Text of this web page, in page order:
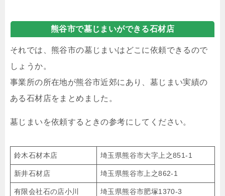
熊谷市で墓じまいができる石材店
それでは、熊谷市の墓じまいはどこに依頼できるので
しょうか。
事業所の所在地が熊谷市近郊にあり、墓じまい実績の
ある石材店をまとめました。
墓じまいを依頼するときの参考にしてください。
鈴木石材本店 埼玉県熊谷市大字上之851-1
新井石材店 埼玉県熊谷市上之862-1
有限会社石の店小川 埼玉県熊谷市肥塚1370-3